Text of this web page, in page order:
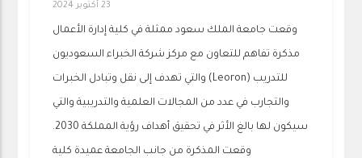
23 أكتوبر 2024
وقعت جامعة الملك سعود ممثلة في كلية إدارة الأعمال
مذكرة تفاهم للتعاون مع مركز شركة الخبراء السعوديون
للتدريب (Leoron) والتي تهدف إلى نقل وتبادل الخبرات
والتجارب في عدد من المجالات العلمية والتدريبية والتي
سيكون لها بالغ الأثر في تحقيق أهداف رؤية المملكة 2030.
وقعت المذكرة من جانب الجامعة عميدة كلية